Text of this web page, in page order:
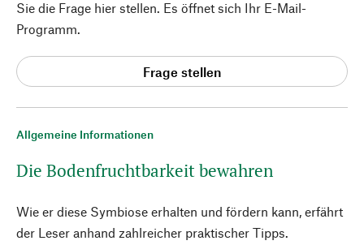
Allgemeine Informationen
Die Bodenfruchtbarkeit bewahren
Wie er diese Symbiose erhalten und fördern kann, erfährt
der Leser anhand zahlreicher praktischer Tipps.
Sie die Frage hier stellen. Es öffnet sich Ihr E-Mail-
Programm.
Frage stellen